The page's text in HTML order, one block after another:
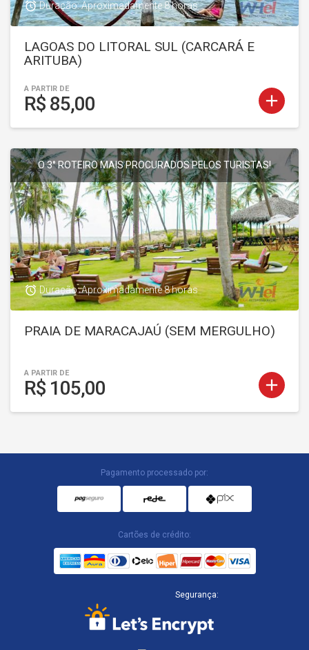
add
access_alarmDuração: Aproximadamente 8 horas
LAGOAS DO LITORAL SUL (CARCARÁ E
ARITUBA)
A PARTIR DE
R$ 85,00
add
O 3° ROTEIRO MAIS PROCURADOS PELOS TURISTAS!
access_alarmDuração: Aproximadamente 8 horas
PRAIA DE MARACAJAÚ (SEM MERGULHO)
A PARTIR DE
R$ 105,00
Pagamento processado por:
Cartões de crédito:
Segurança: